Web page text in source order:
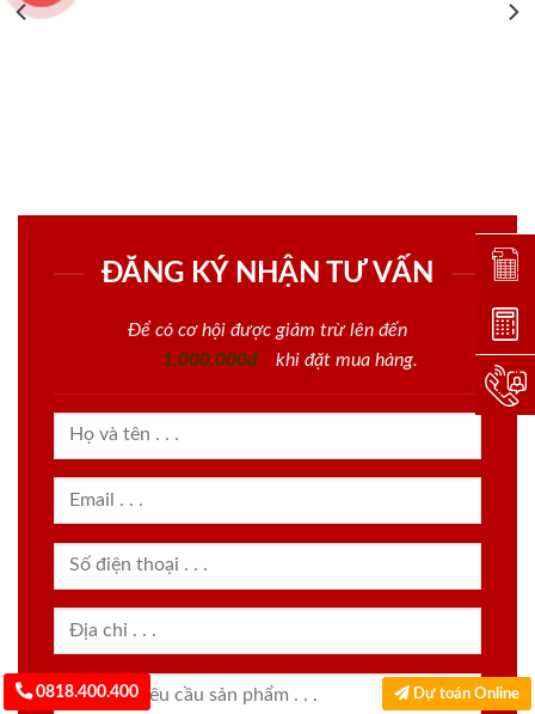
ĐĂNG KÝ NHẬN TƯ VẤN
Để có cơ hội được giảm trừ lên đến
1.000.000đ
khi đặt mua hàng.
0818.400.400 Dự toán Online
Đặt
Dự